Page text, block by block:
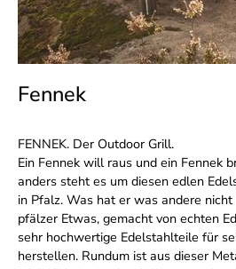
Fennek
FENNEK. Der Outdoor Grill.
Ein Fennek will raus und ein Fennek
anders steht es um diesen edlen
in Pfalz. Was hat er was andere
pfälzer Etwas, gemacht von echten
sehr hochwertige Edelstahlteile für
herstellen. Rundum ist aus dieser